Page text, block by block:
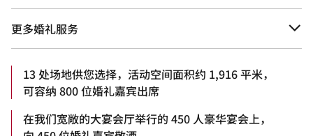
更多婚礼服务
13 处场地供您选择，活动空间面积约 1,916 平米，
可容纳 800 位婚礼嘉宾出席
在我们宽敞的大宴会厅举行的 450 人豪华宴会上，